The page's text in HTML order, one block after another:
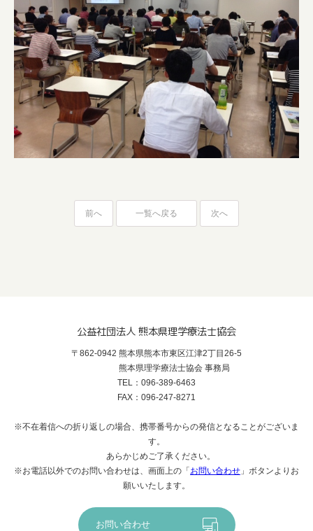
前へ 一覧へ戻る 次へ
公益社団法人 熊本県理学療法士協会
〒862-0942 熊本県熊本市東区江津2丁目26-5
熊本県理学療法士協会 事務局
TEL：096-389-6463
FAX：096-247-8271
※不在着信への折り返しの場合、携帯番号からの発信となることがございま
す。
あらかじめご了承ください。
※お電話以外でのお問い合わせは、画面上の「 お問い合わせ 」ボタンよりお
願いいたします。
お問い合わせ